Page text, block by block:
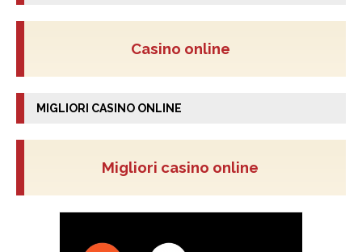
Casino online
MIGLIORI CASINO ONLINE
Migliori casino online